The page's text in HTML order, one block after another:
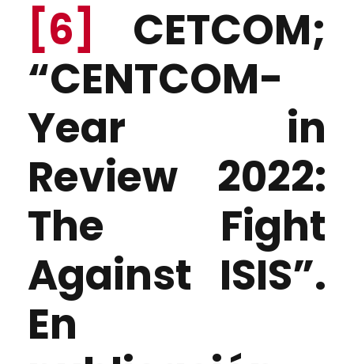
[6]
CETCOM;
“CENTCOM-
Year in
Review 2022:
The Fight
Against ISIS”.
En